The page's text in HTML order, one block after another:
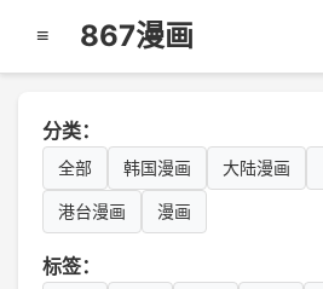
≡ 867漫画
分类：
全部 韩国漫画 大陆漫画
港台漫画 漫画
标签：